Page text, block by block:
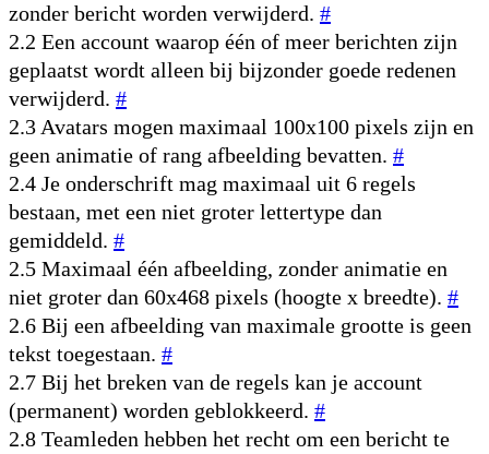
zonder bericht worden verwijderd. #
2.2 Een account waarop één of meer berichten zijn
geplaatst wordt alleen bij bijzonder goede redenen
verwijderd. #
2.3 Avatars mogen maximaal 100x100 pixels zijn en
geen animatie of rang afbeelding bevatten. #
2.4 Je onderschrift mag maximaal uit 6 regels
bestaan, met een niet groter lettertype dan
gemiddeld. #
2.5 Maximaal één afbeelding, zonder animatie en
niet groter dan 60x468 pixels (hoogte x breedte). #
2.6 Bij een afbeelding van maximale grootte is geen
tekst toegestaan. #
2.7 Bij het breken van de regels kan je account
(permanent) worden geblokkeerd. #
2.8 Teamleden hebben het recht om een bericht te